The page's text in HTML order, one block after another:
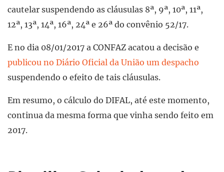
cautelar suspendendo as cláusulas 8ª, 9ª, 10ª, 11ª,
12ª, 13ª, 14ª, 16ª, 24ª e 26ª do convênio 52/17.
E no dia 08/01/2017 a CONFAZ acatou a decisão e
publicou no Diário Oficial da União um despacho
suspendendo o efeito de tais cláusulas.
Em resumo, o cálculo do DIFAL, até este momento,
continua da mesma forma que vinha sendo feito em
2017.